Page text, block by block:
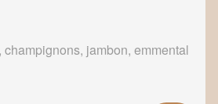
jambon, emmental